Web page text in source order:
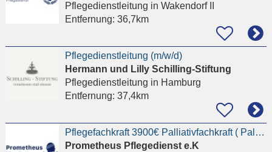
Pflegedienstleitung in Wakendorf II
Entfernung: 36,7km
Pflegedienstleitung (m/w/d)
Hermann und Lilly Schilling-Stiftung
Pflegedienstleitung in Hamburg
Entfernung: 37,4km
Pflegefachkraft 3900€ Palliativfachkraft ( Palliative Care ) / Krankenschwester / Altenpflegerin
Prometheus Pflegedienst e.K